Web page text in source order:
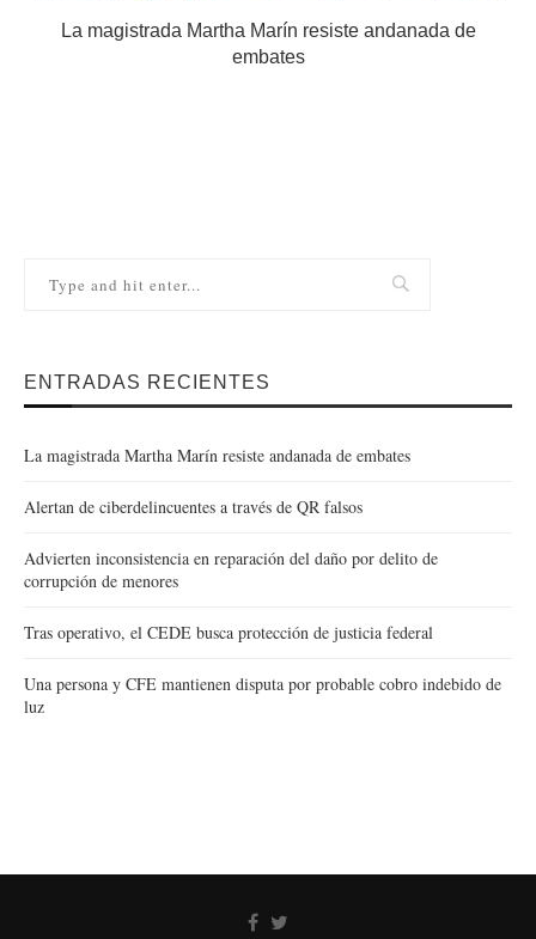
La magistrada Martha Marín resiste andanada de
embates
ENTRADAS RECIENTES
La magistrada Martha Marín resiste andanada de embates
Alertan de ciberdelincuentes a través de QR falsos
Advierten inconsistencia en reparación del daño por delito de
corrupción de menores
Tras operativo, el CEDE busca protección de justicia federal
Una persona y CFE mantienen disputa por probable cobro indebido de
luz